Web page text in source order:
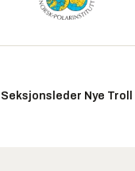
Seksjonsleder Nye Troll